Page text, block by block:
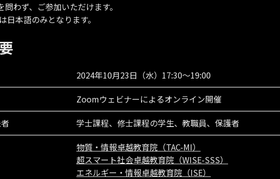
わず、ご参加いただけます。
日本語のみとなります。
2024年10月23日（水）17:30～19:00
Zoomウェビナーによるオンライン開催
学士課程、修士課程の学生、教職員、保護者
物質・情報卓越教育院（TAC-MI）
超スマート社会卓越教育院（WISE-SSS）
エネルギー・情報卓越教育院（ISE）